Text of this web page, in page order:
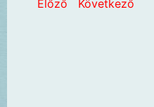
Előző Következő